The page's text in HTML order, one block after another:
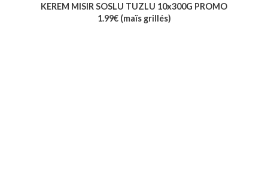
KEREM MISIR SOSLU TUZLU 10x300G PROMO
1.99€ (maïs grillés)